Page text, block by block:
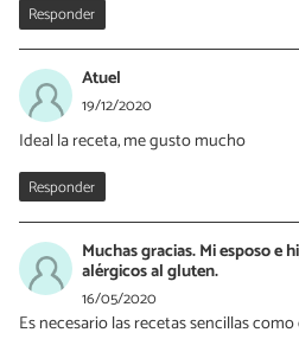
Responder
Atuel
19/12/2020
Ideal la receta, me gusto mucho
Responder
Muchas gracias. Mi esposo e
alérgicos al gluten.
16/05/2020
Es necesario las recetas sencillas como